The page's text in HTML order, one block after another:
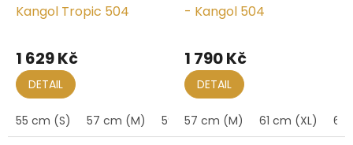
Kangol Tropic 504
1 629 Kč
DETAIL
55 cm (S) 57 cm (M) 59 cm (L)
- Kangol 504
1 790 Kč
DETAIL
57 cm (M) 61 cm (XL) 63